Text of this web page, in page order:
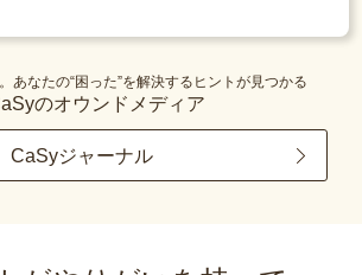
あなたの“困った”を解決するヒントが見つかる
のオウンドメディア
CaSyジャーナル